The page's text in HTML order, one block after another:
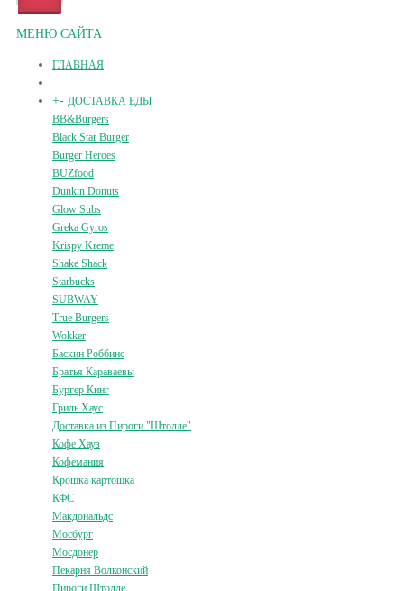
МЕНЮ САЙТА
ГЛАВНАЯ
+- ДОСТАВКА ЕДЫ
BB&Burgers
Black Star Burger
Burger Heroes
BUZfood
Dunkin Donuts
Glow Subs
Greka Gyros
Krispy Kreme
Shake Shack
Starbucks
SUBWAY
True Burgers
Wokker
Баскин Роббинс
Братья Караваевы
Бургер Кинг
Гриль Хаус
Доставка из Пироги "Штолле"
Кофе Хауз
Кофемания
Крошка картошка
КФС
Макдональдс
Мосбург
Мосдонер
Пекарня Волконский
Пироги Штолле